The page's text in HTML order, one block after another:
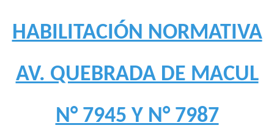
HABILITACIÓN NORMATIVA
AV. QUEBRADA DE MACUL
N° 7945 Y N° 7987